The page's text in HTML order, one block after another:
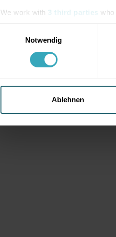
We work with 3 third parties who
Notwendig
Ablehnen